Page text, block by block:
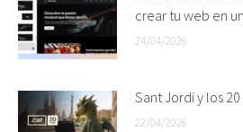
crear tu web en
24/04/2026
Sant Jordi y los
22/04/2026